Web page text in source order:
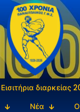
Εισιτήρια διαρκείας
Νέα